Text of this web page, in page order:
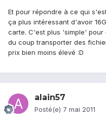
Et pour répondre à ce qui
ça plus intéressant d'avoir
carte. C'est plus 'simple'
du coup transporter des
prix bien moins élevé :D
alain57
Posté(e) 7 mai 2011